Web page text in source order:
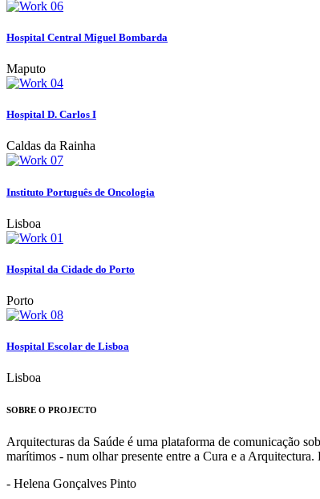
Hospital Central Miguel Bombarda
Maputo
Hospital D. Carlos I
Caldas da Rainha
Instituto Português de Oncologia
Lisboa
Hospital da Cidade do Porto
Porto
Hospital Escolar de Lisboa
Lisboa
SOBRE O PROJECTO
Arquitecturas da Saúde é uma plataforma de comunicação
marítimos - num olhar presente entre a Cura e a
- Helena Gonçalves Pinto